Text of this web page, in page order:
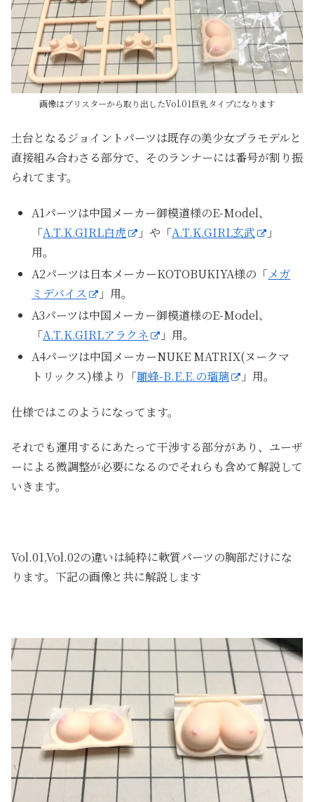
画像はブリスターから取り出したVol.01巨乳タイプになります
土台となるジョイントパーツは既存の美少女プラモデルと
直接組み合わさる部分で、そのランナーには番号が割り振
られてます。
A1パーツは中国メーカー御模道様のE-Model、
「A.T.K.GIRL白虎 」や「A.T.K.GIRL玄武
」
用。
A2パーツは日本メーカーKOTOBUKIYA様の「メガ
ミデバイス
」用。
A3パーツは中国メーカー御模道様のE-Model、
「A.T.K.GIRLアラクネ
」用。
A4パーツは中国メーカーNUKE MATRIX(ヌークマ
トリックス)様より「雛蜂-B.E.E.の瑠璃 」用。
仕様ではこのようになってます。
それでも運用するにあたって干渉する部分があり、ユーザ
ーによる微調整が必要になるのでそれらも含めて解説して
いきます。
Vol.01,Vol.02の違いは純粋に軟質パーツの胸部だけにな
ります。下記の画像と共に解説します